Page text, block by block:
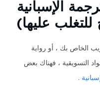
الإسبانية
عليها)
الخاص بك ، أو رواية
التسويقية ، فهناك بعض
.